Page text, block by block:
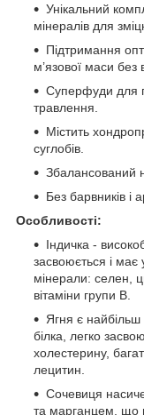
Унікальний
мінералів для
Підтримання
м’язової маси без
Суперфуди для
травлення.
Містить
суглобів.
Збалансований
Без барвників і
Особливості:
Індичка -
засвоюється і має
мінерали: селен,
вітаміни групи B.
Ягня є
білка, легко
холестерину,
лецитин.
Сочевиця
та марганцем, що